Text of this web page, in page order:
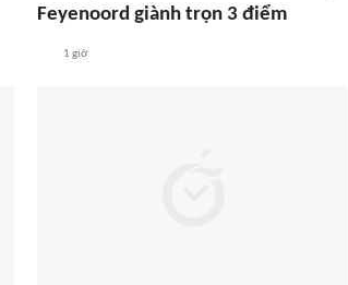
Feyenoord giành trọn 3 điểm
1 giờ